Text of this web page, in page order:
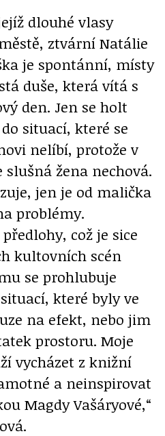
dlouhé vlasy
ztvární Natálie
je spontánní, místy
duše, která vítá s
den. Jen se holt
situací, které se
nelíbí, protože v
žena nechová.
jen je od malička
problémy.
což je sice
kultovních scén
se prohlubuje
které byly ve
na efekt, nebo jim
prostoru. Moje
vycházet z knižní
a neinspirovat
Magdy Vašáryové,“